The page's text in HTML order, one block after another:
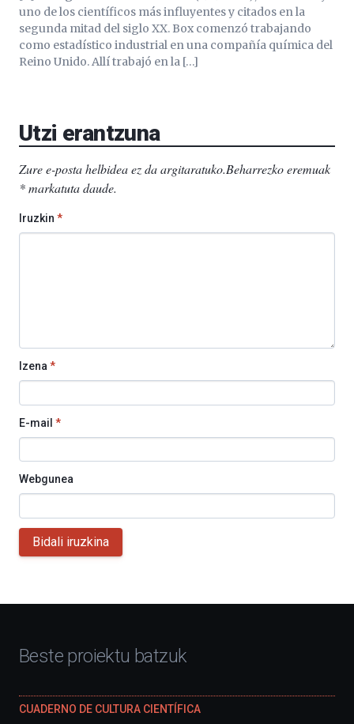
uno de los científicos más influyentes y citados en la
segunda mitad del siglo XX. Box comenzó trabajando
como estadístico industrial en una compañía química del
Reino Unido. Allí trabajó en la […]
Utzi erantzuna
Zure e-posta helbidea ez da argitaratuko.Beharrezko eremuak
*markatuta daude.
Iruzkin *
Izena*
E-mail *
Webgunea
Bidali iruzkina
Beste proiektu batzuk
CUADERNO DE CULTURA CIENTÍFICA